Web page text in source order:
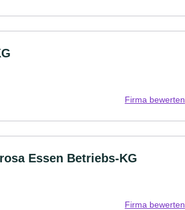
Firma bewerten
Essen Betriebs-KG
Firma bewerten